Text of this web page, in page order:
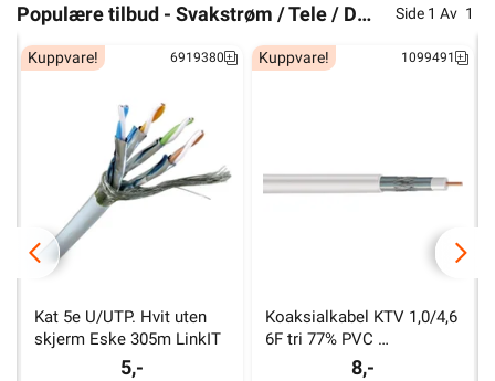
Populære tilbud - Svakstrøm / Tele / Data / Lyd Side 1 Av 1
Kat 5e U/UTP. Hvit uten
skjerm Eske 305m LinkIT
5,-
Kuppvare! 6919380
Koaksialkabel KTV 1,0/4,6
6F tri 77% PVC
Trippelskjerm 75Ohm
8,-
Kuppvare! 1099491